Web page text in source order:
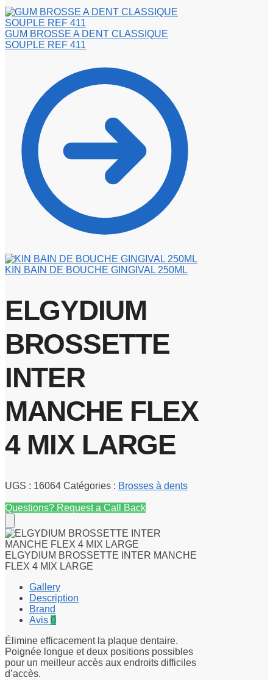
GUM BROSSE A DENT CLASSIQUE
SOUPLE REF 411
KIN BAIN DE BOUCHE GINGIVAL 250ML
ELGYDIUM
BROSSETTE
INTER
MANCHE FLEX
4 MIX LARGE
UGS : 16064 Catégories : Brosses à dents
Questions? Request a Call Back
ELGYDIUM BROSSETTE INTER MANCHE
FLEX 4 MIX LARGE
Gallery
Description
Brand
Avis 0
Élimine efficacement la plaque dentaire.
Poignée longue et deux positions possibles
pour un meilleur accès aux endroits difficiles
d’accès.